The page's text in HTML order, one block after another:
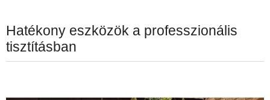
Hatékony eszközök a professzionális
tisztításban